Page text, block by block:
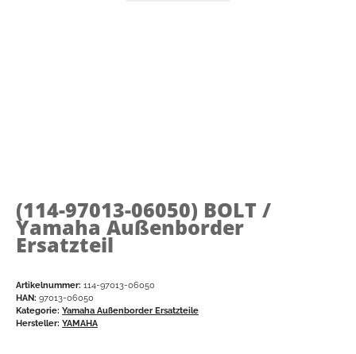
(114-97013-06050) BOLT /
Yamaha Außenborder
Ersatzteil
Artikelnummer: 114-97013-06050
HAN: 97013-06050
Kategorie: Yamaha Außenborder Ersatzteile
Hersteller: YAMAHA